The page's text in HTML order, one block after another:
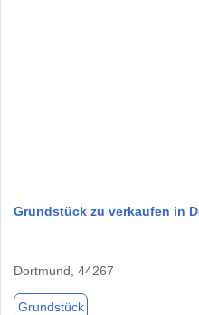
Grundstück zu verkaufen in
Dortmund, 44267
Grundstück